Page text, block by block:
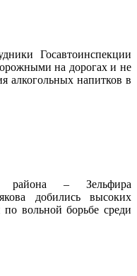
Госавтоинспекции
на дорогах и не
алкогольных напитков в
района – Зельфира
добились высоких
по вольной борьбе среди